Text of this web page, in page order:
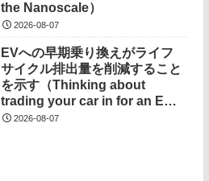
the Nanoscale）
2026-08-07
EVへの早期乗り換えがライフ
サイクル排出量を削減すること
を示す（Thinking about
trading your car in for an EV?
There’s a compelling new
2026-08-07